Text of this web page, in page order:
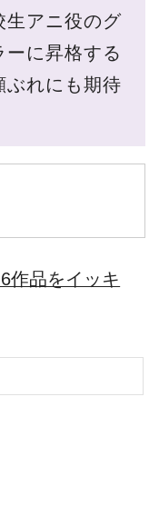
生アニ役のグ
ーに昇格する
ぶれにも期待
作品をイッキ